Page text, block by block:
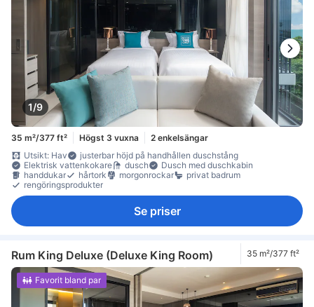
1/9
35 m²/377 ft² Högst 3 vuxna
2 enkelsängar
Utsikt: Hav
justerbar höjd på handhållen duschstång
Elektrisk vattenkokare
dusch
Dusch med duschkabin
handdukar
hårtork morgonrockar
privat badrum
rengöringsprodukter
Se priser
Rum King Deluxe (Deluxe King Room) 35 m²/377 ft²
Favorit bland par